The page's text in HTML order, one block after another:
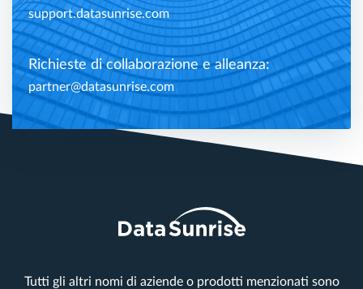
support.datasunrise.com
Richieste di collaborazione e alleanza:
partner@datasunrise.com
Tutti gli altri nomi di aziende o prodotti menzionati sono